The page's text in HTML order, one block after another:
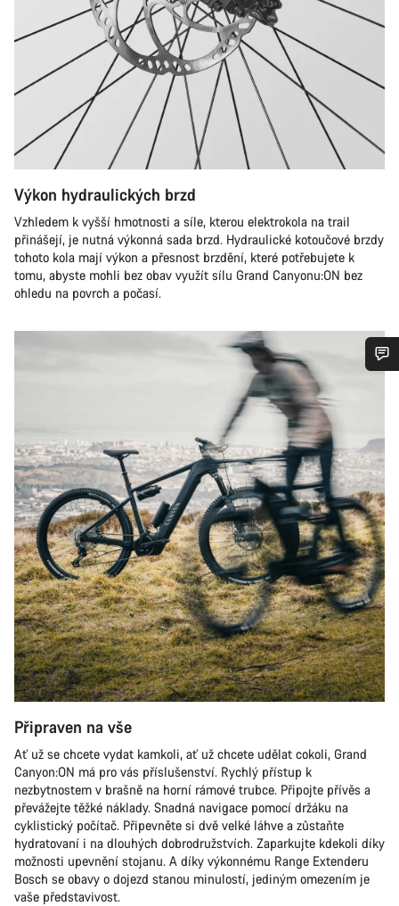
Výkon hydraulických brzd
Vzhledem k vyšší hmotnosti a síle, kterou elektrokola na trail
přinášejí, je nutná výkonná sada brzd. Hydraulické kotoučové brzdy
tohoto kola mají výkon a přesnost brzdění, které potřebujete k
tomu, abyste mohli bez obav využít sílu Grand Canyonu:ON bez
ohledu na povrch a počasí.
Připraven na vše
Ať už se chcete vydat kamkoli, ať už chcete udělat cokoli, Grand
Canyon:ON má pro vás příslušenství. Rychlý přístup k
nezbytnostem v brašně na horní rámové trubce. Připojte přívěs a
převážejte těžké náklady. Snadná navigace pomocí držáku na
cyklistický počítač. Připevněte si dvě velké láhve a zůstaňte
hydratovaní i na dlouhých dobrodružstvích. Zaparkujte kdekoli díky
možnosti upevnění stojanu. A díky výkonnému Range Extenderu
Bosch se obavy o dojezd stanou minulostí, jediným omezením je
vaše představivost.
Naši odborníci podpory zákazníků čekají, aby mohli
odpovědět na vaše dotazy.
Začít chat
Zavřít